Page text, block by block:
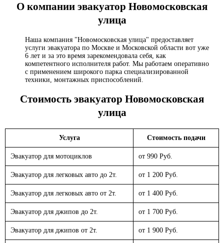
О компании эвакуатор Новомосковская
улица
Наша компания "Новомосковская улица" предоставляет
услуги эвакуатора по Москве и Московской области вот уже
6 лет и за это время зарекомендовала себя, как
компетентного исполнителя работ. Мы работаем оперативно
с применением широкого парка специализированной
техники, монтажных приспособлений.
Стоимость эвакуатор Новомосковская
улица
Услуга Стоимость подачи
Эвакуатор для мотоциклов от 990 Руб.
Эвакуатор для легковых авто до 2т. от 1 200 Руб.
Эвакуатор для легковых авто от 2т. от 1 400 Руб.
Эвакуатор для джипов до 2т. от 1 700 Руб.
Эвакуатор для джипов от 2т. от 1 900 Руб.